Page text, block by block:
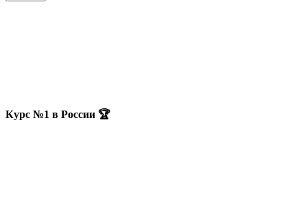
Курс №1 в России 🏆